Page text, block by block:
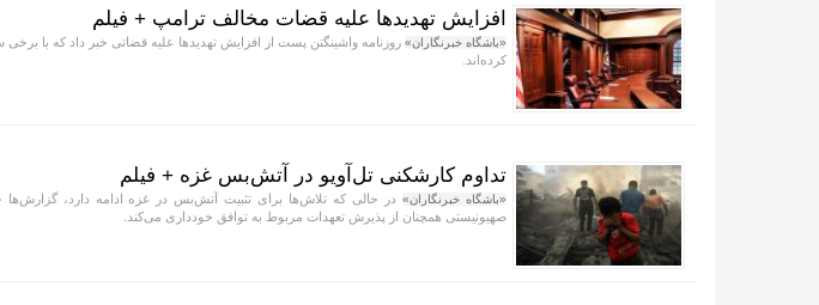
افزایش تهدید‌ها علیه قضات مخالف ترامپ + فیلم
«باشگاه خبرنگاران» روزنامه واشینگتن پست از افزایش تهدید‌ها علیه قضاتی خبر داد که با
کرده‌اند.
تداوم کارشکنی تل‌آویو در آتش‌بس غزه + فیلم
«باشگاه خبرنگاران»در حالی که تلاش‌ها برای تثبیت آتش‌بس در غزه ادامه دارد، گزارش‌ها
صهیونیستی همچنان از پذیرش تعهدات مربوط به توافق خودداری می‌کند.